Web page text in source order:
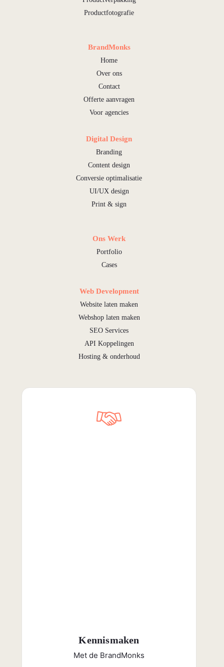
Productfotografie
BrandMonks
Home
Over ons
Contact
Offerte aanvragen
Voor agencies
Digital Design
Branding
Content design
Conversie optimalisatie
UI/UX design
Print & sign
Ons Werk
Portfolio
Cases
Web Development
Website laten maken
Webshop laten maken
SEO Services
API Koppelingen
Hosting & onderhoud
Kennismaken
Met de BrandMonks